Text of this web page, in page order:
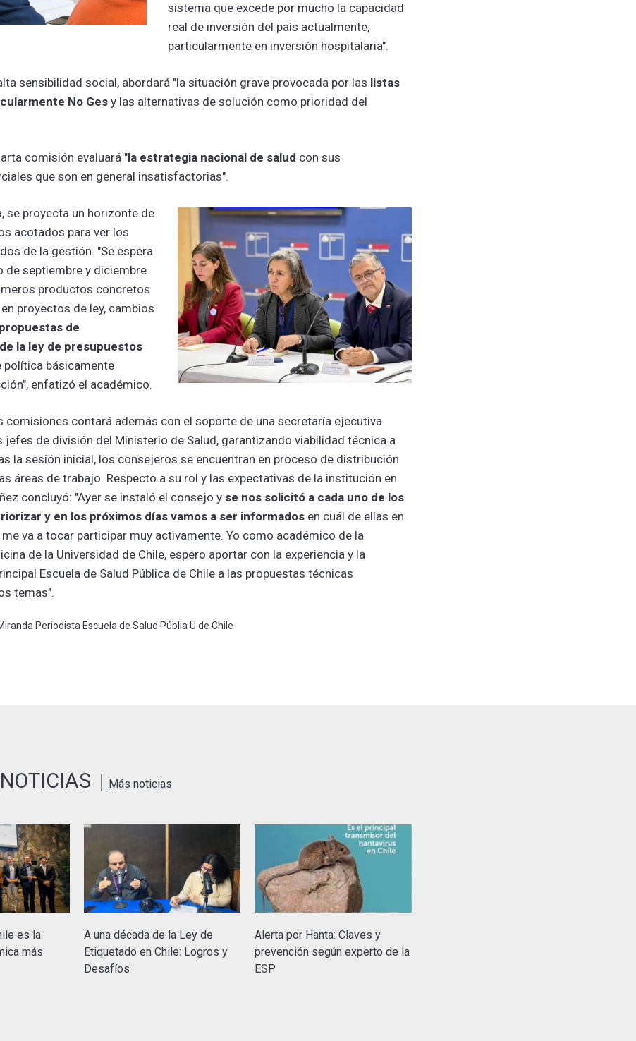
sistema que excede por mucho la capacidad
real de inversión del país actualmente,
particularmente en inversión hospitalaria".
sensibilidad social, abordará "la situación grave provocada por las listas
No Gesy las alternativas de solución como prioridad del
comisión evaluará "la estrategia nacional de salud con sus
que son en general insatisfactorias".
se proyecta un horizonte de
acotados para ver los
de la gestión. "Se espera
de septiembre y diciembre
productos concretos
proyectos de ley, cambios
propuestas de
la ley de presupuestos
política básicamente
enfatizó el académico.
comisiones contará además con el soporte de una secretaría ejecutiva
jefes de división del Ministerio de Salud, garantizando viabilidad técnica a
la sesión inicial, los consejeros se encuentran en proceso de distribución
áreas de trabajo. Respecto a su rol y las expectativas de la institución en
concluyó: "Ayer se instaló el consejo y se nos solicitó a cada uno de los
y en los próximos días vamos a ser informados en cuál de ellas en
va a tocar participar muy activamente. Yo como académico de la
de la Universidad de Chile, espero aportar con la experiencia y la
Escuela de Salud Pública de Chile a las propuestas técnicas
temas".
Periodista Escuela de Salud Públia U de Chile
Más noticias
es la
más
A una década de la Ley de
Etiquetado en Chile: Logros y
Desafíos
Alerta por Hanta: Claves y
prevención según experto de la
ESP